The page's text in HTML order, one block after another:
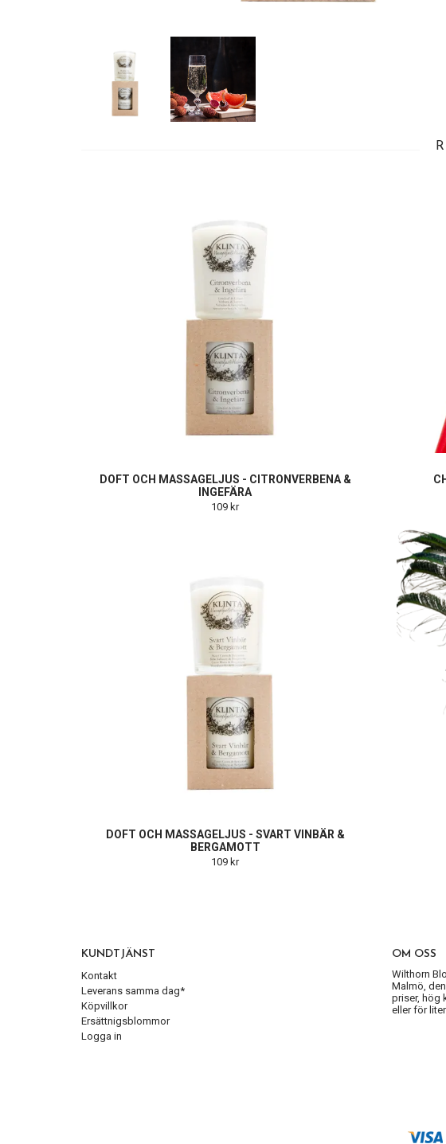
DOFT OCH MASSAGELJUS - CITRONVERBENA &
INGEFÄRA
109 kr
DOFT OCH MASSAGELJUS - SVART VINBÄR &
BERGAMOTT
109 kr
KUNDTJÄNST
Kontakt
Leverans samma dag*
Köpvillkor
Ersättnigsblommor
Logga in
OM OSS
Wilthorn
Malmö,
priser, hög
eller för